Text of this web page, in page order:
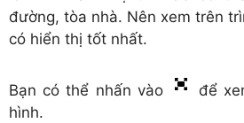
đường, tòa nhà. Nên xem trên
có hiển thị tốt nhất.
Bạn có thể nhấn vào
để
hình.